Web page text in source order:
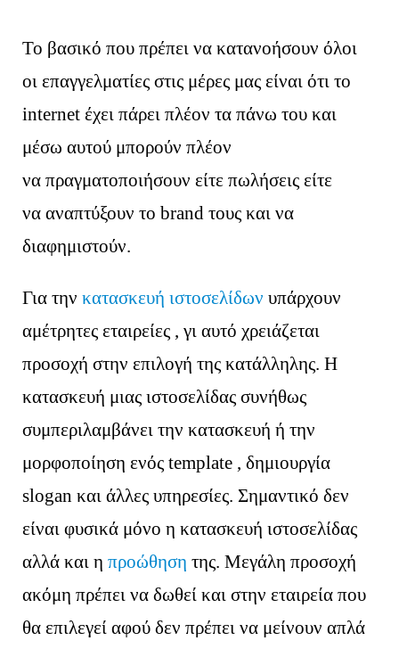
Το βασικό που πρέπει να κατανοήσουν όλοι
οι επαγγελματίες στις μέρες μας είναι ότι το
internet έχει πάρει πλέον τα πάνω του και
μέσω αυτού μπορούν πλέον
να πραγματοποιήσουν είτε πωλήσεις είτε
να αναπτύξουν το brand τους και να
διαφημιστούν.
Για τηνκατασκευή ιστοσελίδων υπάρχουν
αμέτρητες εταιρείες , γι αυτό χρειάζεται
προσοχή στην επιλογή της κατάλληλης. Η
κατασκευή μιας ιστοσελίδας συνήθως
συμπεριλαμβάνει την κατασκευή ή την
μορφοποίηση ενός template , δημιουργία
slogan και άλλες υπηρεσίες. Σημαντικό δεν
είναι φυσικά μόνο η κατασκευή ιστοσελίδας
αλλά και ηπροώθησητης. Μεγάλη προσοχή
ακόμη πρέπει να δωθεί και στην εταιρεία που
θα επιλεγεί αφού δεν πρέπει να μείνουν απλά